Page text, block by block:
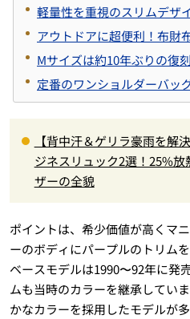
軽量性を重視のスリムデザ
アウトドアに超便利！布財
Mサイズは約10年ぶりの復
定番のワンショルダーバッ
【背中汗＆ゲリラ豪雨を解
ジネスリュック2選！25%
ザーの全貌
ポイントは、希少価値が高くマ
ーのボディにパープルのトリム
ベースモデルは1990〜92年に発
ムも当時のカラーを継承してい
かなカラーを採用したモデルが